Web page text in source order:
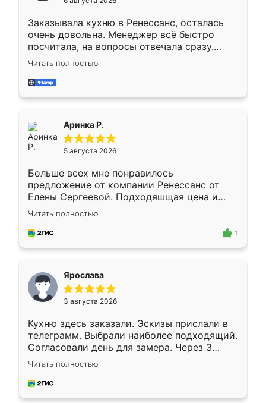
мебели буду заказывать только здесь.
Заказывала кухню в Ренессанс, осталась
очень довольна. Менеджер всё быстро
посчитала, на вопросы отвечала сразу.
Замерщик приехал в субботу, подошёл к
делу со всей ответственностью. Собрали
за день, ребята работали аккуратно, даже
Читать полностью
Аринка Р.
5 августа 2026
Больше всех мне понравилось
предложение от компании Ренессанс от
Елены Сергеевой. Подходяшщая цена и
короткие сроки изготовления. Приехавший
для замера сотрудник Владислав
предложил по моему эскизу самый
Читать полностью
1
Ярослава
3 августа 2026
Кухню здесь заказали. Эскизы прислали в
телеграмм. Выбрали наиболее подходящий.
Согласовали день для замера. Через 3
недели кухня была уже готова. Остались
довольны работой. Спасибо Ренессанс
мебель за качественную работу!
Читать полностью